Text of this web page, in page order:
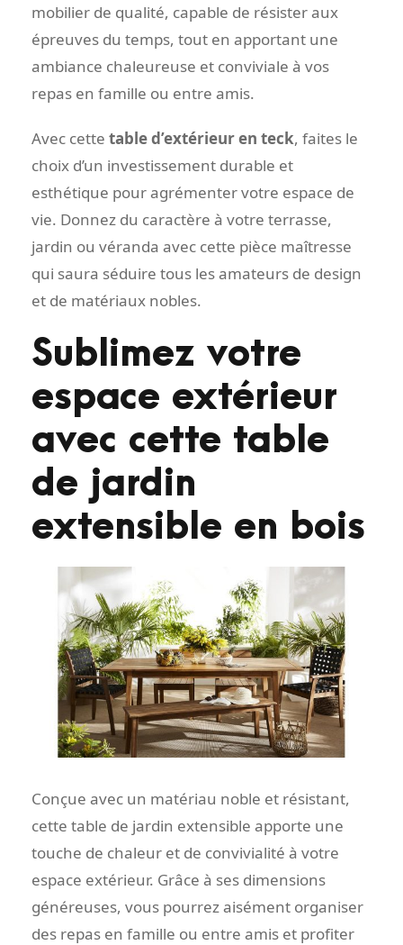
mobilier de qualité, capable de résister aux
épreuves du temps, tout en apportant une
ambiance chaleureuse et conviviale à vos
repas en famille ou entre amis.
Avec cette table d’extérieur en teck, faites le
choix d’un investissement durable et
esthétique pour agrémenter votre espace de
vie. Donnez du caractère à votre terrasse,
jardin ou véranda avec cette pièce maîtresse
qui saura séduire tous les amateurs de design
et de matériaux nobles.
Sublimez votre
espace extérieur
avec cette table
de jardin
extensible en bois
Conçue avec un matériau noble et résistant,
cette table de jardin extensible apporte une
touche de chaleur et de convivialité à votre
espace extérieur. Grâce à ses dimensions
généreuses, vous pourrez aisément organiser
des repas en famille ou entre amis et profiter